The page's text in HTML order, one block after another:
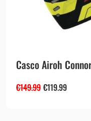
Casco Airoh
€149.99 €119.99